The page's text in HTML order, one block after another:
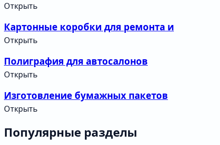
Открыть
Картонные коробки для ремонта и
строительства
Открыть
Полиграфия для автосалонов
Открыть
Изготовление бумажных пакетов
Открыть
Популярные разделы